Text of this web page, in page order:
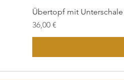
Übertopf mit Unterschale
Preis
36,00 €